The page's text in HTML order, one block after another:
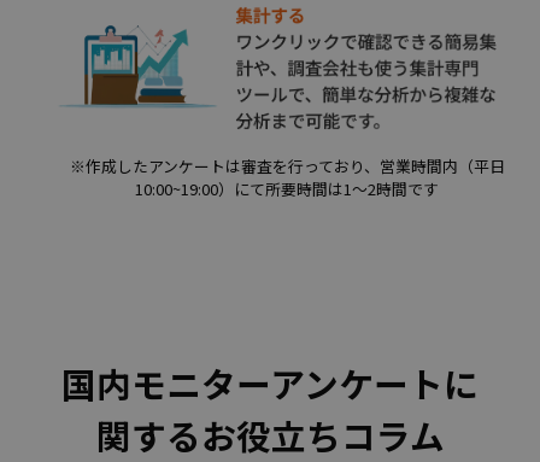
※作成したアンケートは審査を行っており、営業時間内（平⽇
10:00~19:00）にて所要時間は1〜2時間です
国内モニターアンケートに
関するお役⽴ちコラム